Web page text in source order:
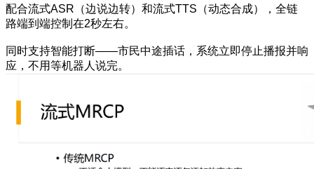
配合流式ASR（边说边转）和流式TTS（动态合成），全链
路端到端控制在2秒左右。
同时支持智能打断——市民中途插话，系统立即停止播报并响
应，不用等机器人说完。